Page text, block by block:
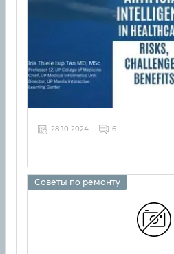
28 10 2024 6
Советы по ремонту